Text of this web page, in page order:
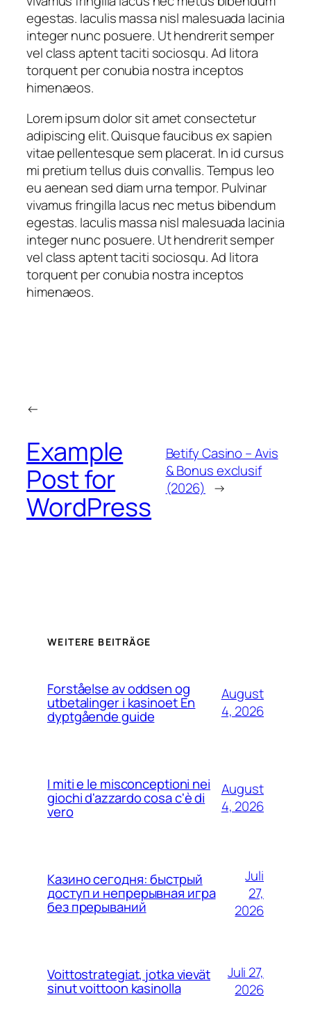
egestas. Iaculis massa nisl malesuada lacinia
integer nunc posuere. Ut hendrerit semper
vel class aptent taciti sociosqu. Ad litora
torquent per conubia nostra inceptos
himenaeos.
Lorem ipsum dolor sit amet consectetur
adipiscing elit. Quisque faucibus ex sapien
vitae pellentesque sem placerat. In id cursus
mi pretium tellus duis convallis. Tempus leo
eu aenean sed diam urna tempor. Pulvinar
vivamus fringilla lacus nec metus bibendum
egestas. Iaculis massa nisl malesuada lacinia
integer nunc posuere. Ut hendrerit semper
vel class aptent taciti sociosqu. Ad litora
torquent per conubia nostra inceptos
himenaeos.
←
Example
Post for
WordPress
Betify Casino – Avis
& Bonus exclusif
(2026) →
WEITERE BEITRÄGE
Forståelse av oddsen og
utbetalinger i kasinoet En
dyptgående guide
August
4, 2026
I miti e le misconceptioni nei
giochi d'azzardo cosa c'è di
vero
August
4, 2026
Казино сегодня: быстрый
доступ и непрерывная игра
без прерываний
Juli
27,
2026
Voittostrategiat, jotka vievät
sinut voittoon kasinolla
Juli 27,
2026